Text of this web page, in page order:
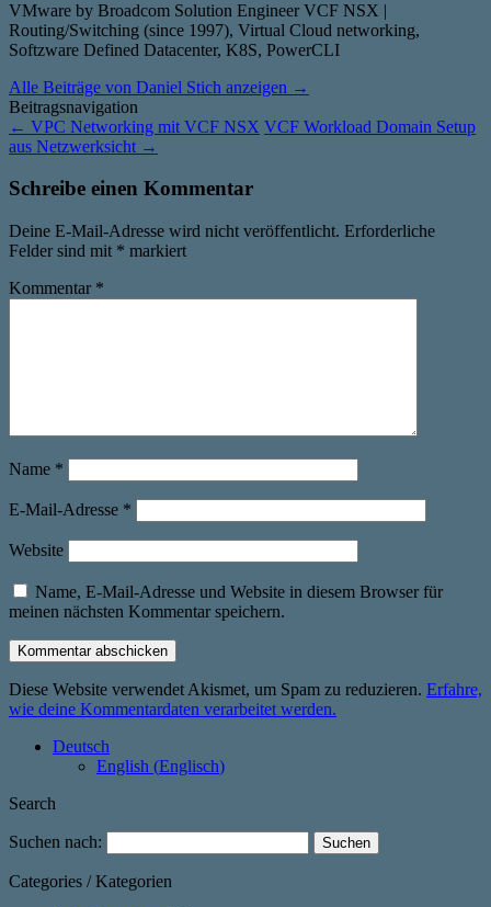
VMware by Broadcom Solution Engineer VCF NSX |
Routing/Switching (since 1997), Virtual Cloud networking,
Softzware Defined Datacenter, K8S, PowerCLI
Alle Beiträge von Daniel Stich anzeigen →
Beitragsnavigation
← VPC Networking mit VCF NSX VCF Workload Domain Setup
aus Netzwerksicht →
Schreibe einen Kommentar
Deine E-Mail-Adresse wird nicht veröffentlicht. Erforderliche
Felder sind mit * markiert
Kommentar *
Name *
E-Mail-Adresse *
Website
Name, E-Mail-Adresse und Website in diesem Browser für
meinen nächsten Kommentar speichern.
Diese Website verwendet Akismet, um Spam zu reduzieren. Erfahre,
wie deine Kommentardaten verarbeitet werden.
Deutsch
English (Englisch)
Search
Suchen nach:
Categories / Kategorien